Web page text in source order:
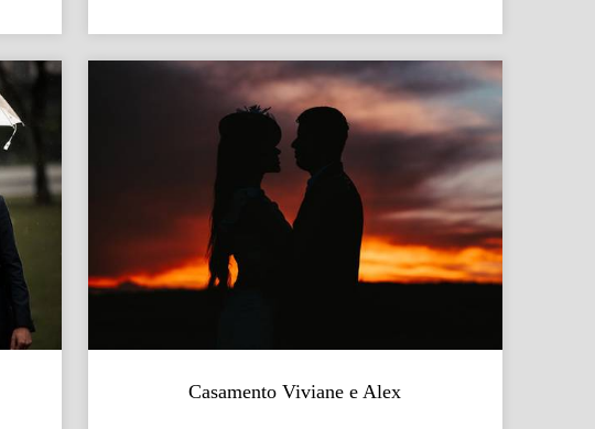
Casamento Viviane e Alex